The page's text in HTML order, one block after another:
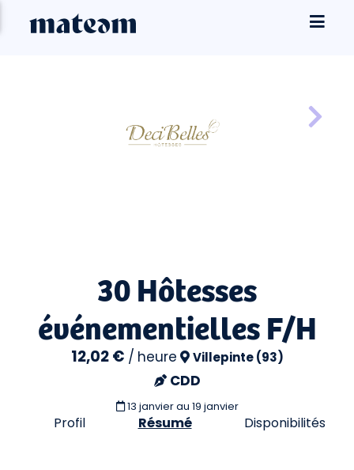
30 Hôtesses
événementielles F/H
12,02 € / heure Villepinte (93)
CDD
13 janvierau 19 janvier
Profil Résumé Disponibilités